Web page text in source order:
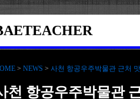
> NEWS > 사천 항공우주박물관 근처
천 항공우주박물관